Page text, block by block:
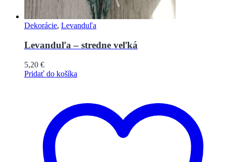
Dekorácie, Levanduľa
Levanduľa – stredne veľká
5,20 €
Pridať do košíka